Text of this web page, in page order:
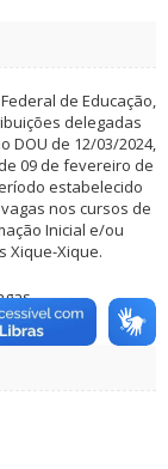
de Educação,
delegadas
DOU de 12/03/2024,
09 de fevereiro de
estabelecido
nos cursos de
Inicial e/ou
Xique-Xique.